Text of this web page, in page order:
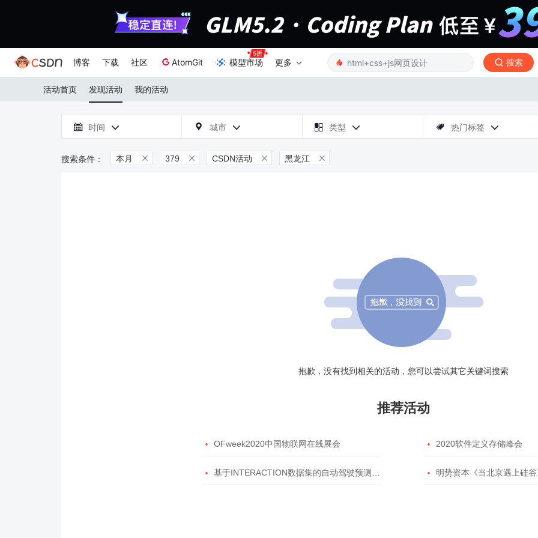
博客 下载 社区 AtomGit 模型市场 更多 搜索
活动首页 发现活动 我的活动
 时间   城市   类型   热门标签 
本月  379  CSDN活动  黑龙江 
抱歉，没有找到相关的活动，您可以尝试其它关键词搜索
推荐活动
 OFweek2020中国物联网在线展会  2020软件定义存储峰会
 基于INTERACTION数据集的自动驾驶预测模型挑战赛  明势资本《当北京遇上硅谷》系列